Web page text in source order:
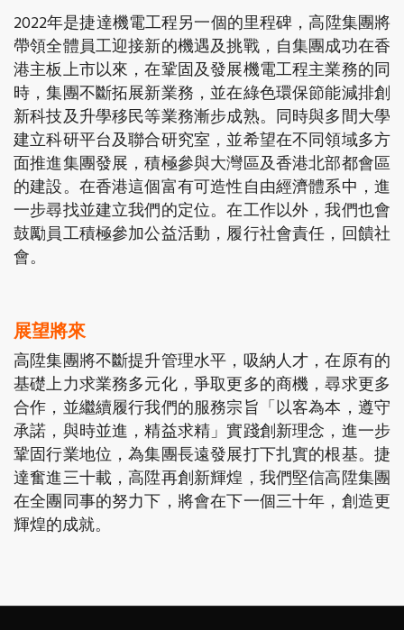
2022年是捷達機電工程另一個的里程碑，高陞集團將
帶領全體員工迎接新的機遇及挑戰，自集團成功在香
港主板上市以來，在鞏固及發展機電工程主業務的同
時，集團不斷拓展新業務，並在綠色環保節能減排創
新科技及升學移民等業務漸步成熟。同時與多間大學
建立科研平台及聯合研究室，並希望在不同領域多方
面推進集團發展，積極參與大灣區及香港北部都會區
的建設。在香港這個富有可造性自由經濟體系中，進
一步尋找並建立我們的定位。在工作以外，我們也會
鼓勵員工積極參加公益活動，履行社會責任，回饋社
會。
展望將來
高陞集團將不斷提升管理水平，吸納人才，在原有的
基礎上力求業務多元化，爭取更多的商機，尋求更多
合作，並繼續履行我們的服務宗旨「以客為本，遵守
承諾，與時並進，精益求精」實踐創新理念，進一步
鞏固行業地位，為集團長遠發展打下扎實的根基。捷
達奮進三十載，高陞再創新輝煌，我們堅信高陞集團
在全團同事的努力下，將會在下一個三十年，創造更
輝煌的成就。